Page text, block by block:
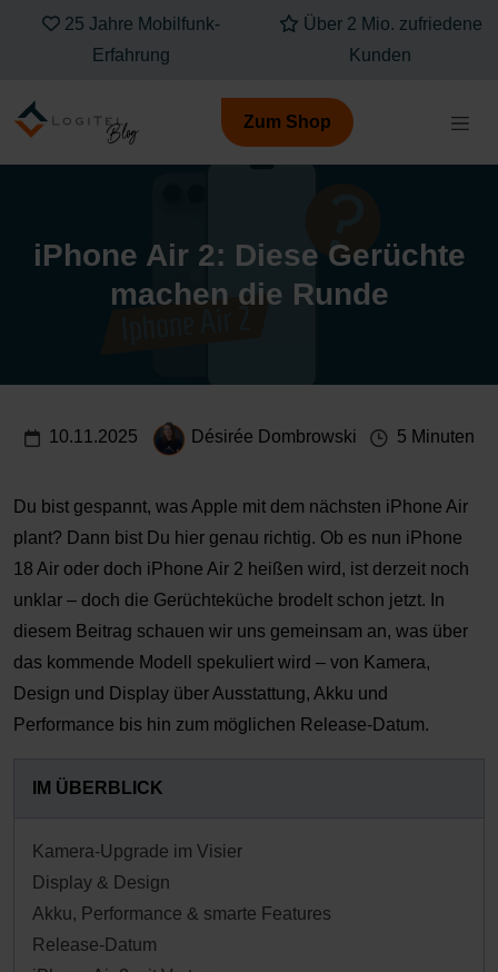
25 Jahre Mobilfunk-
Erfahrung
Über 2 Mio. zufriedene
Kunden
Zum Shop
iPhone Air 2: Diese Gerüchte
machen die Runde
10.11.2025 Désirée Dombrowski 5 Minuten
Du bist gespannt, was Apple mit dem nächsten iPhone Air
plant? Dann bist Du hier genau richtig. Ob es nun iPhone
18 Air oder doch iPhone Air 2 heißen wird, ist derzeit noch
unklar – doch die Gerüchteküche brodelt schon jetzt. In
diesem Beitrag schauen wir uns gemeinsam an, was über
das kommende Modell spekuliert wird – von Kamera,
Design und Display über Ausstattung, Akku und
Performance bis hin zum möglichen Release-Datum.
IM ÜBERBLICK
Kamera-Upgrade im Visier
Display & Design
Akku, Performance & smarte Features
Release-Datum